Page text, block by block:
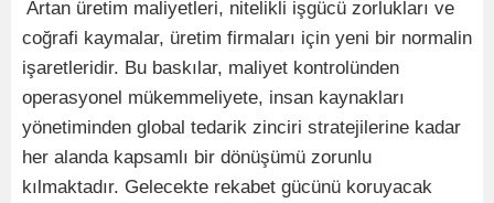
​ Artan üretim maliyetleri, nitelikli işgücü zorlukları ve
coğrafi kaymalar, üretim firmaları için yeni bir normalin
işaretleridir. Bu baskılar, maliyet kontrolünden
operasyonel mükemmeliyete, insan kaynakları
yönetiminden global tedarik zinciri stratejilerine kadar
her alanda kapsamlı bir dönüşümü zorunlu
kılmaktadır. Gelecekte rekabet gücünü koruyacak